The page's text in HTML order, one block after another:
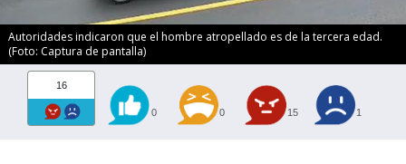
Autoridades indicaron que el hombre atropellado es de la tercera edad.
(Foto: Captura de pantalla)
16
0 0 15 1